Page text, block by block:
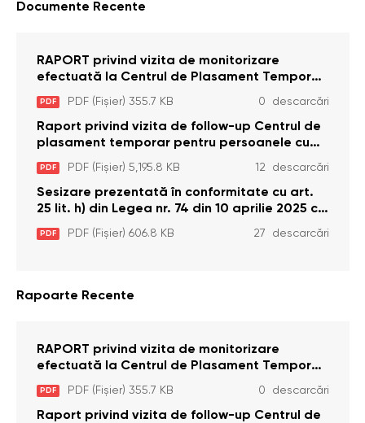
Documente Recente
RAPORT privind vizita de monitorizare
efectuată la Centrul de Plasament Temporar
pentru Persoane cu Dizabilități (Adulte) din s.
Brînzeni, r. Edineț, din data de 25 mai 2026
PDF PDF (Fișier) 355.7 KB 0 descarcări
Raport privind vizita de follow-up Centrul de
plasament temporar pentru persoanele cu
dizabilități (adulte) Bădiceni, Soroca (11 iunie
2026)
PDF PDF (Fișier) 5,195.8 KB 12 descarcări
Sesizare prezentată în conformitate cu art.
25 lit. h) din Legea nr. 74 din 10 aprilie 2025 cu
privire la Curtea Constituțională şi art. 26 din
Legea cu privire la Avocatul Poporului
PDF PDF (Fișier) 606.8 KB 27 descarcări
Rapoarte Recente
RAPORT privind vizita de monitorizare
efectuată la Centrul de Plasament Temporar
pentru Persoane cu Dizabilități (Adulte) din s.
Brînzeni, r. Edineț, din data de 25 mai 2026
PDF PDF (Fișier) 355.7 KB 0 descarcări
Raport privind vizita de follow-up Centrul de